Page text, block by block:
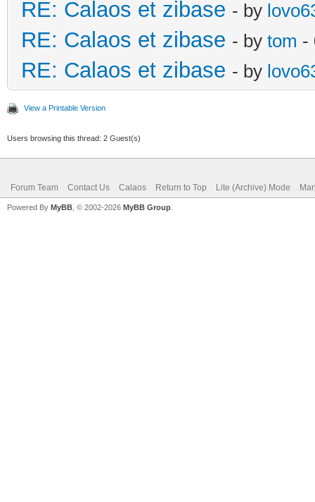
RE: Calaos et zibase - by
RE: Calaos et zibase - by tom -
RE: Calaos et zibase - by
View a Printable Version
Users browsing this thread: 2 Guest(s)
Forum Team Contact Us Calaos Return to Top Lite (Archive) Mode
Powered By MyBB , © 2002-2026 MyBB Group